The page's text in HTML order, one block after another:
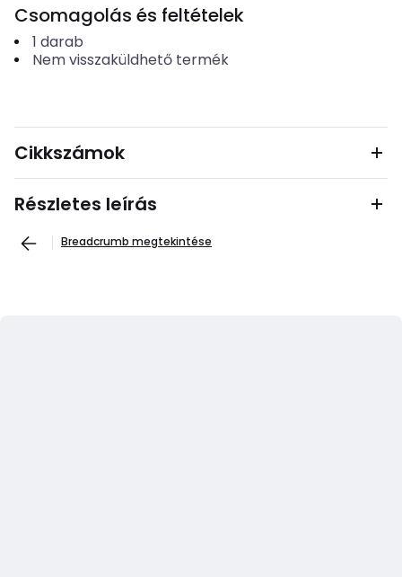
Csomagolás és feltételek
1 darab
Nem visszaküldhető termék
Cikkszámok
Részletes leírás
Breadcrumb megtekintése